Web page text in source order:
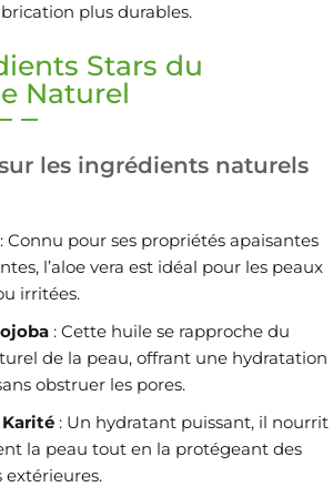
plus durables.
Stars du
Naturel
les ingrédients naturels
: Connu pour ses propriétés apaisantes
l’aloe vera est idéal pour les peaux
irritées.
: Cette huile se rapproche du
de la peau, offrant une hydratation
obstruer les pores.
Karité : Un hydratant puissant, il nourrit
la peau tout en la protégeant des
extérieures.